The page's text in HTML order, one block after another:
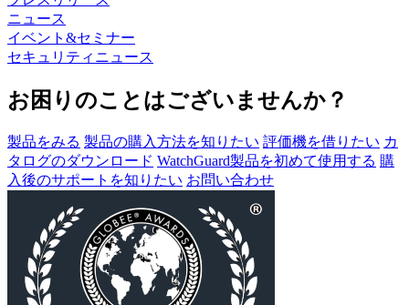
ニュース
イベント&セミナー
セキュリティニュース
お困りのことはございませんか？
製品をみる 製品の購入方法を知りたい 評価機を借りたい カ
タログのダウンロード WatchGuard製品を初めて使用する 購
入後のサポートを知りたい お問い合わせ